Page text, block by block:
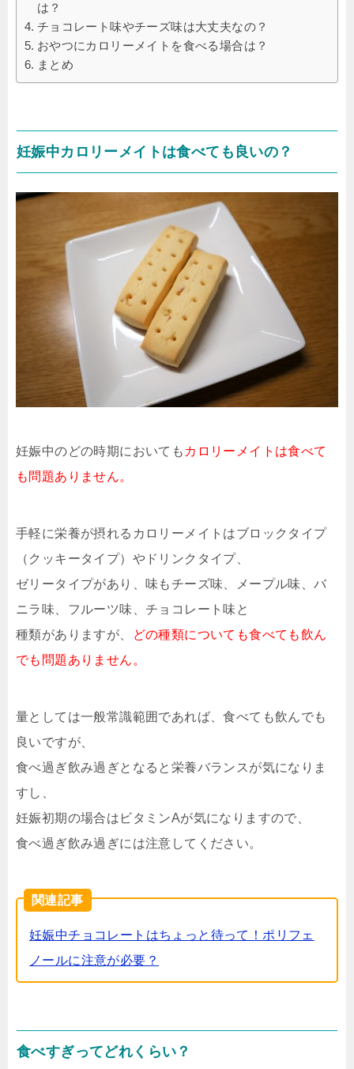
は？
チョコレート味やチーズ味は大丈夫なの？
おやつにカロリーメイトを食べる場合は？
まとめ
妊娠中カロリーメイトは食べても良いの？
妊娠中のどの時期においても カロリーメイトは食べて
も問題ありません。
手軽に栄養が摂れるカロリーメイトはブロックタイプ
（クッキータイプ）やドリンクタイプ、
ゼリータイプがあり、味もチーズ味、メープル味、バ
ニラ味、フルーツ味、チョコレート味と
種類がありますが、
どの種類についても食べても飲ん
でも問題ありません。
量としては一般常識範囲であれば、食べても飲んでも
良いですが、
食べ過ぎ飲み過ぎとなると栄養バランスが気になりま
すし、
妊娠初期の場合はビタミンAが気になりますので、
食べ過ぎ飲み過ぎには注意してください。
関連記事
妊娠中チョコレートはちょっと待って！ポリフェ
ノールに注意が必要？
食べすぎってどれくらい？